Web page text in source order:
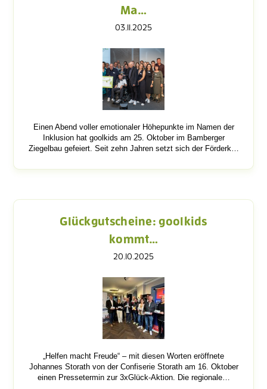
Ma…
03.11.2025
Einen Abend voller emotionaler Höhepunkte im Namen der
Inklusion hat goolkids am 25. Oktober im Bamberger
Ziegelbau gefeiert. Seit zehn Jahren setzt sich der Förderk…
Glückgutscheine: goolkids
kommt…
20.10.2025
„Helfen macht Freude“ – mit diesen Worten eröffnete
Johannes Storath von der Confiserie Storath am 16. Oktober
einen Pressetermin zur 3xGlück-Aktion. Die regionale…